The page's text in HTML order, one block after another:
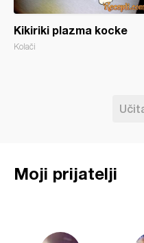
Kikiriki plazma kocke
Kolači
Moji prijatelji